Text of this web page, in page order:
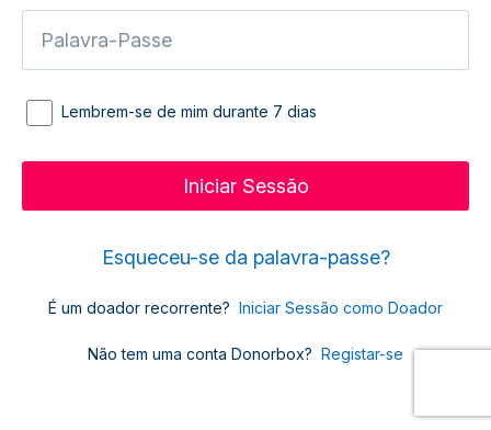
Lembrem-se de mim durante 7 dias
Esqueceu-se da palavra-passe?
É um doador recorrente? Iniciar Sessão como Doador
Não tem uma conta Donorbox? Registar-se